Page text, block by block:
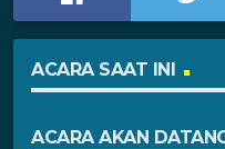
ACARA SAAT INI
ACARA AKAN